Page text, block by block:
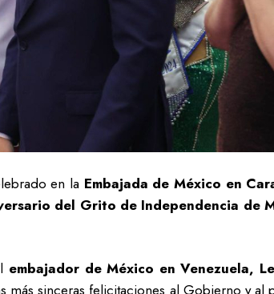
en la Embajada de México en
del Grito de Independencia de
embajador de México en Venezuela,
sinceras felicitaciones al Gobierno y